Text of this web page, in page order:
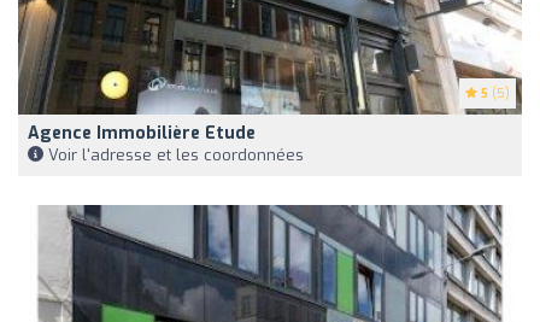
5 (5)
Agence Immobilière Etude
Voir l'adresse et les coordonnées